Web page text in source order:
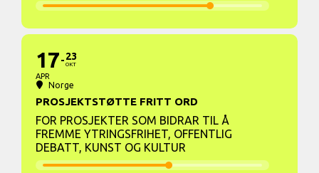
17
APR
23
OKT
Norge
PROSJEKTSTØTTE FRITT ORD
FOR PROSJEKTER SOM BIDRAR TIL Å
FREMME YTRINGSFRIHET, OFFENTLIG
DEBATT, KUNST OG KULTUR